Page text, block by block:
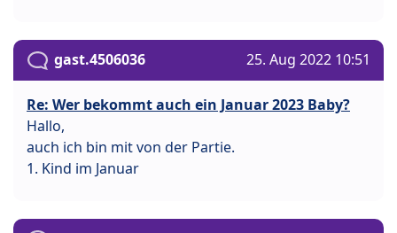
gast.4506036 25. Aug 2022 10:51
Re: Wer bekommt auch ein Januar 2023 Baby?
Hallo,
auch ich bin mit von der Partie.
1. Kind im Januar